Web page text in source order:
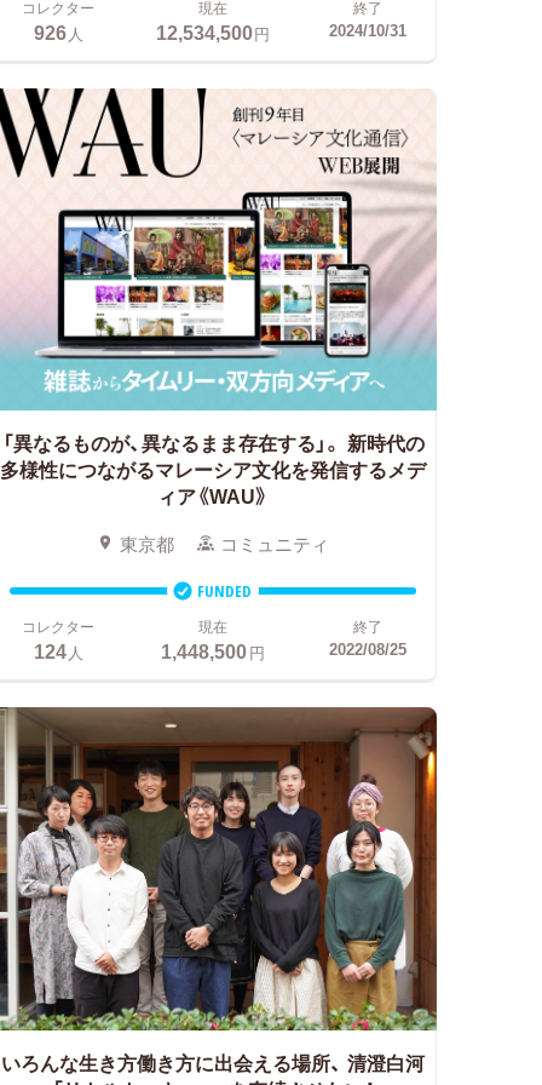
コレクター
926人
現在
12,534,500円
終了
2024/10/31
「異なるものが、異なるまま存在する」。 新時代の
多様性につながるマレーシア文化を発信するメデ
ィア《WAU》
東京都 コミュニティ
FUNDED
コレクター
124人
現在
1,448,500円
終了
2022/08/25
いろんな生き方働き方に出会える場所、 清澄白河